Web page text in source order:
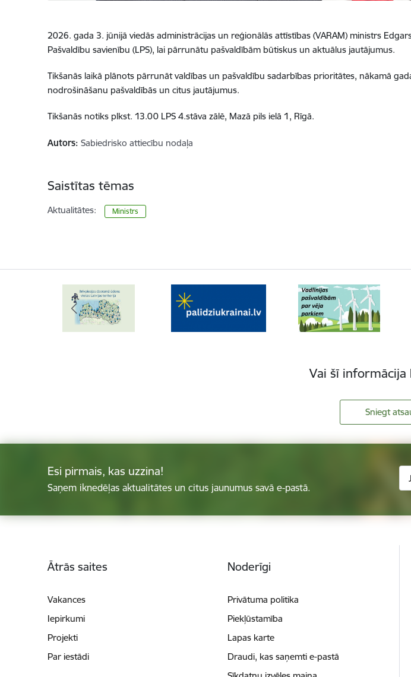
2026. gada 3. jūnijā viedās administrācijas un reģionālās attīstības (VARAM) ministrs
Pašvaldību savienību (LPS), lai pārrunātu pašvaldībām būtiskus un aktuālus jautājumus.
Tikšanās laikā plānots pārrunāt valdības un pašvaldību sadarbības prioritātes, nākamā
nodrošināšanu pašvaldībās un citus jautājumus.
Tikšanās notiks plkst. 13.00 LPS 4.stāva zālē, Mazā pils ielā 1, Rīgā.
Autors: Sabiedrisko attiecību nodaļa
Saistītas tēmas
Aktualitātes: Ministrs
Vai šī informācija
Sniegt
Esi pirmais, kas uzzina!
Saņem iknedēļas aktualitātes un citus jaunumus savā e-pastā.
Ātrās saites
Vakances
Iepirkumi
Projekti
Par iestādi
Noderīgi
Privātuma politika
Piekļūstamība
Lapas karte
Draudi, kas saņemti e-pastā